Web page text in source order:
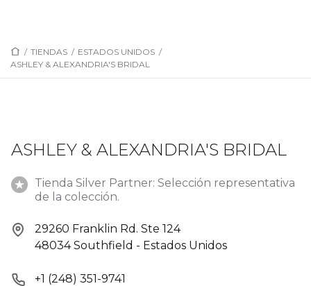
/ TIENDAS / ESTADOS UNIDOS /
ASHLEY & ALEXANDRIA'S BRIDAL
ASHLEY & ALEXANDRIA'S BRIDAL
Tienda Silver Partner: Selección representativa
de la colección.
29260 Franklin Rd. Ste 124
48034 Southfield - Estados Unidos
+1 (248) 351-9741